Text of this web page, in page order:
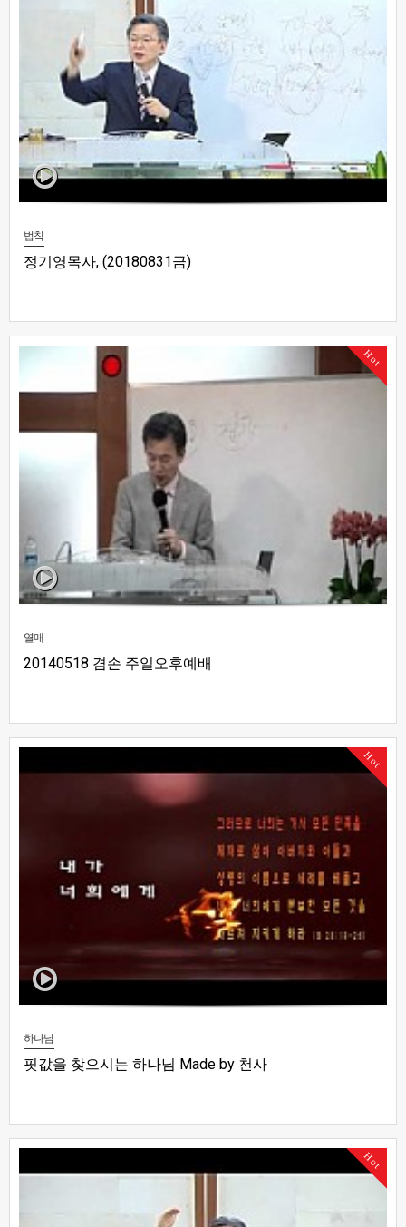
법칙
정기영목사, (20180831금)
Hot
열매
20140518 겸손 주일오후예배
Hot
하나님
핏값을 찾으시는 하나님 Made by 천사
Hot